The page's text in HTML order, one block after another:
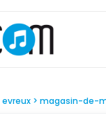
evreux magasin-de-